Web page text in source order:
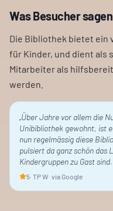
Was Besucher sagen
Die Bibliothek bietet ein
für Kinder, und dient als
Mitarbeiter als
werden.
„Über Jahre vor allem die
Unibibliothek gewohnt, ist
nun regelmässig diese
pulsiert da ganz schön das
Kindergruppen zu Gast
5· TP W· via Google